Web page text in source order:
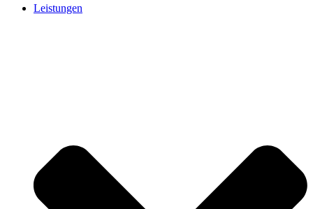
Leistungen